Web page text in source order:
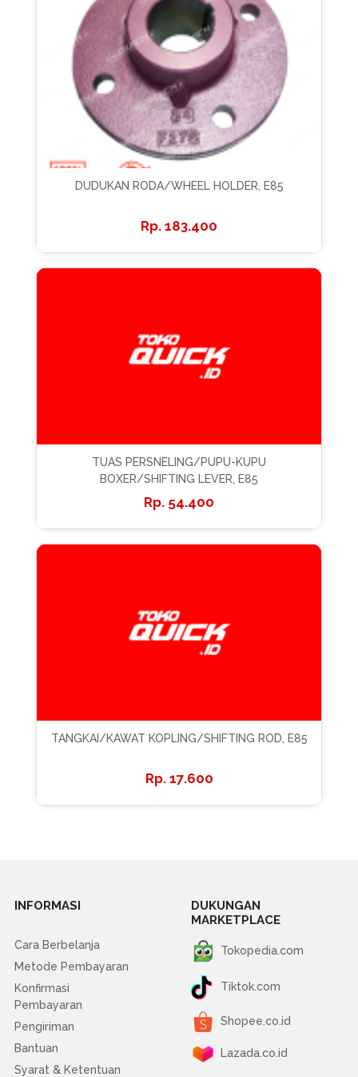
DUDUKAN RODA/WHEEL HOLDER, E85
183.400
TUAS PERSNELING/PUPU-KUPU
BOXER/SHIFTING LEVER, E85
54.400
TANGKAI/KAWAT KOPLING/SHIFTING ROD, E85
17.600
INFORMASI
Cara Berbelanja
Metode Pembayaran
Konfirmasi
Pembayaran
Pengiriman
Bantuan
Syarat & Ketentuan
DUKUNGAN
MARKETPLACE
Tokopedia.com
Tiktok.com
Shopee.co.id
Lazada.co.id